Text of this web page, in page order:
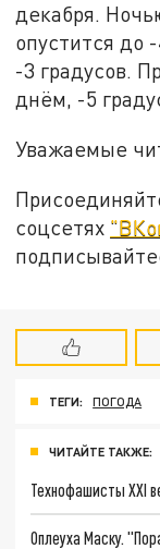
декабря.
опустится до
-3 градусов.
днём, -5
Уважаемые
соцсетях
ТЕГИ: ПОГОДА
ЧИТАЙТЕ ТАКЖЕ:
Технофашисты XXI
Оплеуха Маску.